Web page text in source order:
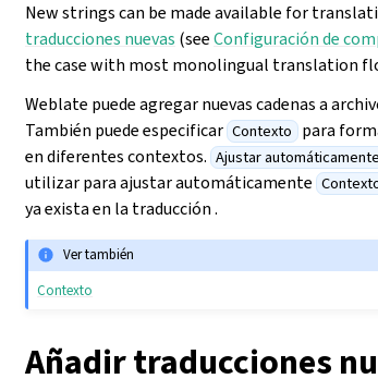
New strings can be made available for
traducciones nuevas (seeConfiguración de
the case with most monolingual translation
Weblate puede agregar nuevas cadenas a
También puede especificar Contexto para
en diferentes contextos. Ajustar
utilizar para ajustar automáticamente
ya exista en la traducción .
Ver también
Contexto
Añadir traducciones